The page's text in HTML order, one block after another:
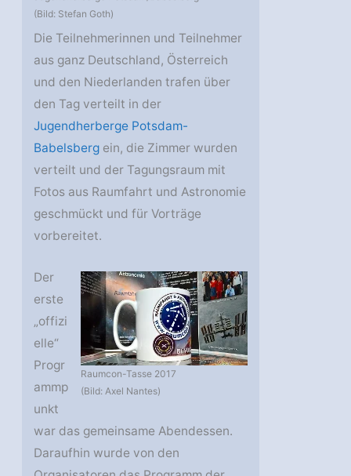
(Bild: Stefan Goth)
Die Teilnehmerinnen und Teilnehmer
aus ganz Deutschland, Österreich
und den Niederlanden trafen über
den Tag verteilt in der
Jugendherberge Potsdam-
Babelsberg ein, die Zimmer wurden
verteilt und der Tagungsraum mit
Fotos aus Raumfahrt und Astronomie
geschmückt und für Vorträge
vorbereitet.
Raumcon-Tasse 2017
(Bild: Axel Nantes)
Der
erste
„offizi
elle“
Progr
ammp
unkt
war das gemeinsame Abendessen.
Daraufhin wurde von den